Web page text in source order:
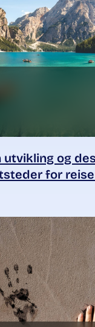
utvikling og
for